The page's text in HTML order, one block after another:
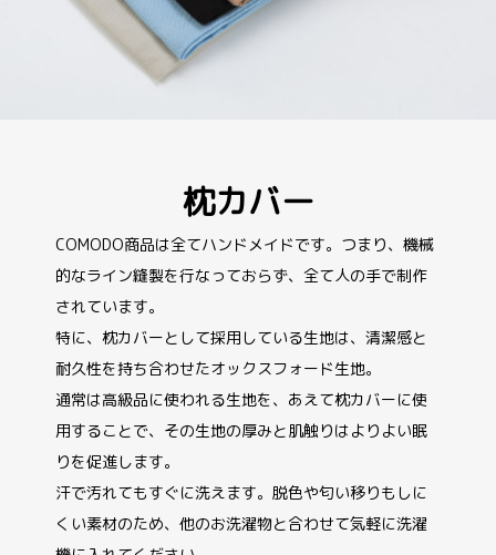
枕カバー
COMODO商品は全てハンドメイドです。つまり、機械
的なライン縫製を行なっておらず、全て人の手で制作
されています。
特に、枕カバーとして採用している生地は、清潔感と
耐久性を持ち合わせたオックスフォード生地。
通常は高級品に使われる生地を、あえて枕カバーに使
用することで、その生地の厚みと肌触りはよりよい眠
りを促進します。
汗で汚れてもすぐに洗えます。脱色や匂い移りもしに
くい素材のため、他のお洗濯物と合わせて気軽に洗濯